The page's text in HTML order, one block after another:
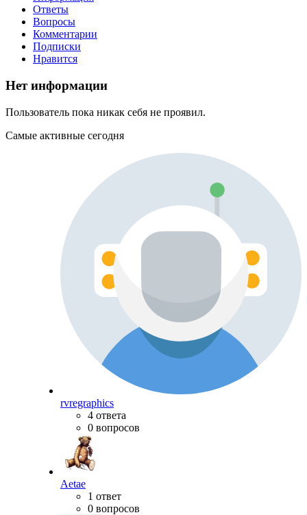
Ответы
Вопросы
Комментарии
Подписки
Нравится
Нет информации
Пользователь пока никак себя не проявил.
Самые активные сегодня
rvregraphics
4 ответа
0 вопросов
Aetae
1 ответ
0 вопросов